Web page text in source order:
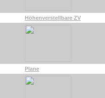
Höhenverstellbare ZV
Plane